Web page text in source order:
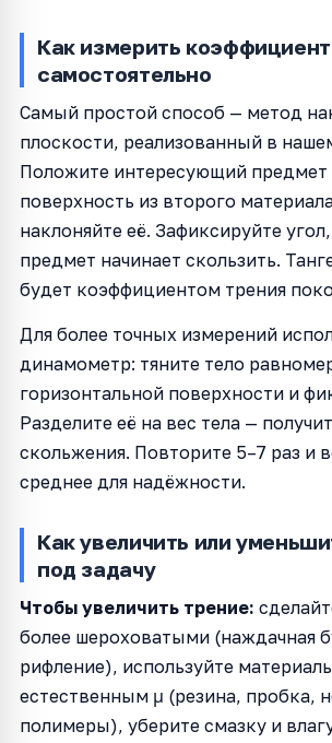
Как измерить
самостоятельно
Самый простой способ — метод
плоскости, реализованный в
Положите интересующий
поверхность из второго
наклоняйте её. Зафиксируйте
предмет начинает скользить.
будет коэффициентом трения
Для более точных измерений
динамометр: тяните тело
горизонтальной поверхности и
Разделите её на вес тела —
скольжения. Повторите 5–7 раз и
среднее для надёжности.
Как увеличить или
под задачу
Чтобы увеличить трение:
более шероховатыми (наждачная
рифление), используйте
естественным μ (резина, пробка,
полимеры), уберите смазку и